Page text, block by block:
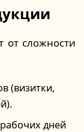
от сложности
(визитки,
дней